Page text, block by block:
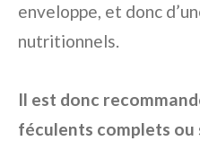
enveloppe, et donc
nutritionnels.
Il est donc
féculents complets ou